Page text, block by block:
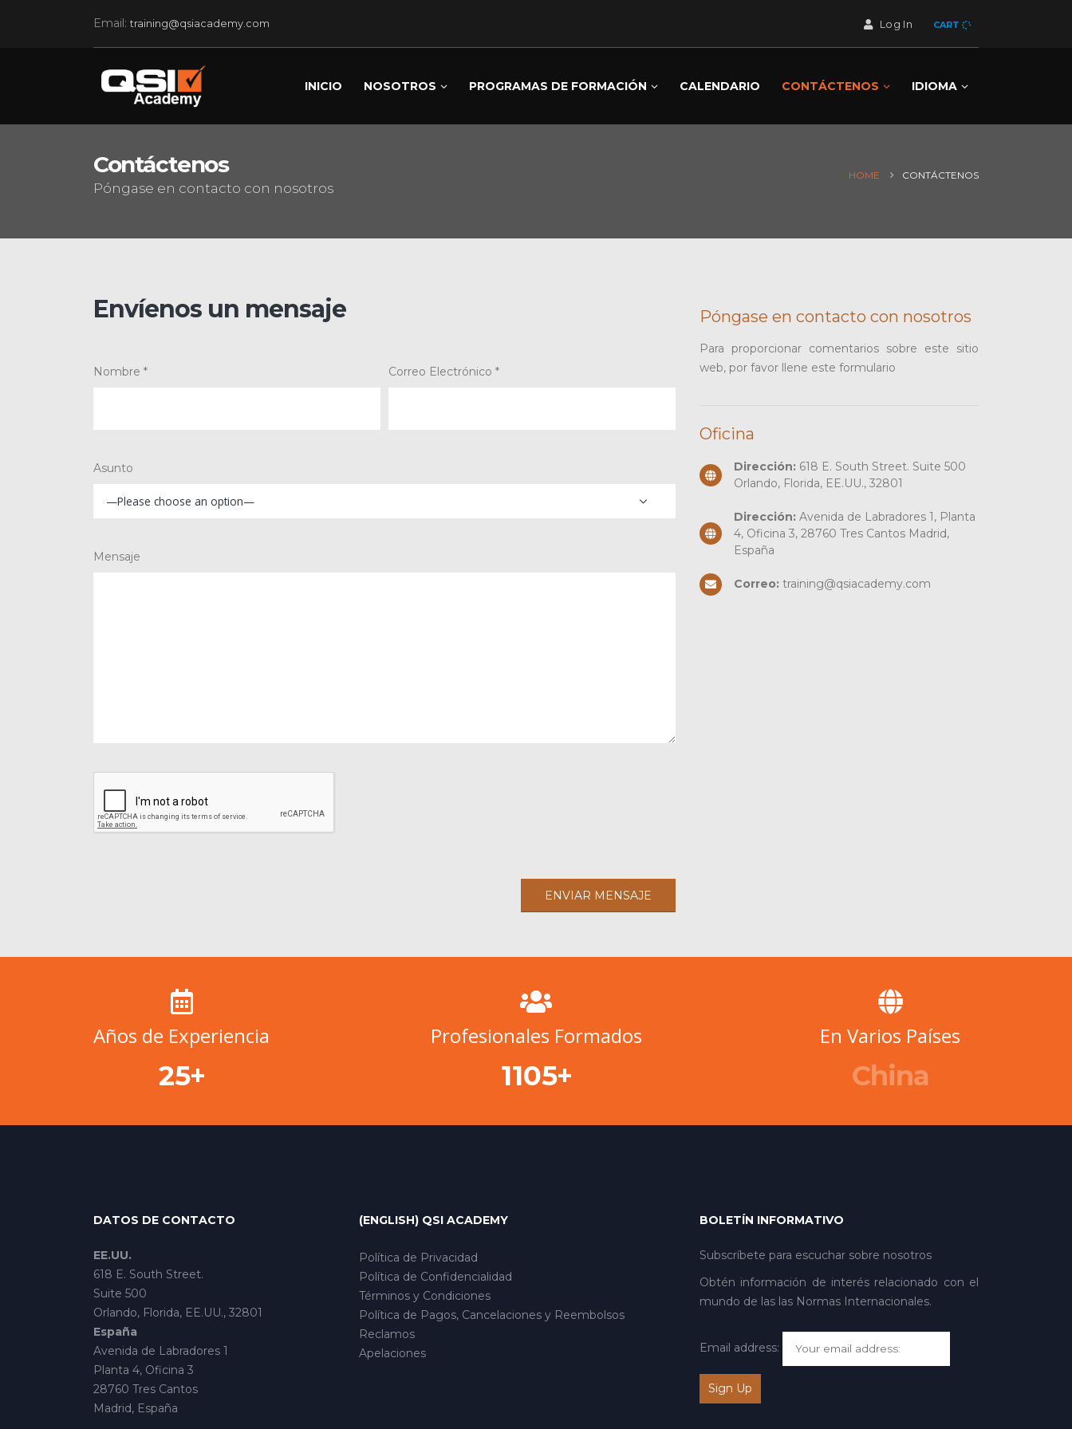
Email: training@qsiacademy.com Log In CART
INICIO NOSOTROS PROGRAMAS DE FORMACIÓN CALENDARIO CONTÁCTENOS IDIOMA
Contáctenos
Póngase en contacto con nosotros
HOME CONTÁCTENOS
Envíenos un mensaje
Nombre * Correo Electrónico *
Asunto
Mensaje
Póngase en contacto con nosotros
Para proporcionar comentarios sobre este sitio
web, por favor llene este formulario
Oficina
Dirección: 618 E. South Street. Suite 500
Orlando, Florida, EE.UU., 32801
Dirección: Avenida de Labradores 1, Planta
4, Oficina 3, 28760 Tres Cantos Madrid,
España
Correo: training@qsiacademy.com
Años de Experiencia
25+
Profesionales Formados
1182+
En Varios Países
China
DATOS DE CONTACTO
EE.UU.
618 E. South Street.
Suite 500
Orlando, Florida, EE.UU., 32801
España
Avenida de Labradores 1
Planta 4, Oficina 3
28760 Tres Cantos
Madrid, España
(ENGLISH) QSI ACADEMY
Política de Privacidad
Política de Confidencialidad
Términos y Condiciones
Política de Pagos, Cancelaciones y Reembolsos
Reclamos
Apelaciones
BOLETÍN INFORMATIVO
Subscríbete para escuchar sobre nosotros
Obtén información de interés relacionado con el
mundo de las las Normas Internacionales.
Email address: